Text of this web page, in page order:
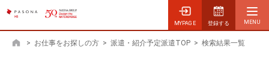
MYPAGE 登録する
ホーム
> お仕事をお探しの方 > 派遣・紹介予定派遣TOP > 検索結果一覧